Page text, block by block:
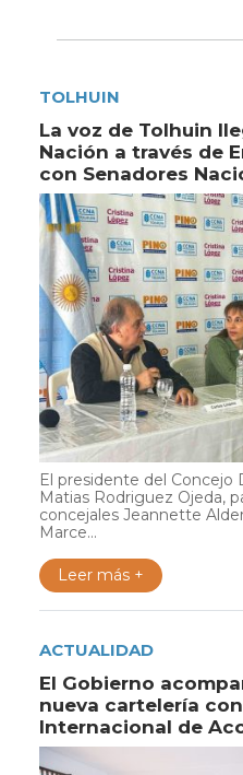
TOLHUIN
La voz de Tolhuin
Nación a través de
con Senadores
El presidente del Concejo
Matias Rodriguez Ojeda,
concejales Jeannette
Marce...
Leer más +
ACTUALIDAD
El Gobierno
nueva cartelería
Internacional de